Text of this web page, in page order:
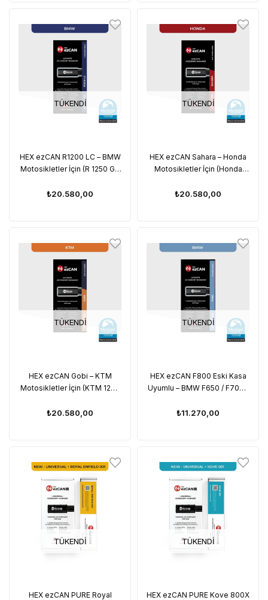
TÜKENDI
HEX ezCAN R1200 LC – BMW
Motosikletler İçin (R 1250 GS
GSA R RS RT)
₺20.580,00
TÜKENDI
HEX ezCAN Sahara – Honda
Motosikletler İçin (Honda
2025+)
₺20.580,00
TÜKENDI
HEX ezCAN Gobi – KTM
Motosikletler İçin (KTM 1290
bus konektörü ile)
₺20.580,00
TÜKENDI
HEX ezCAN F800 Eski Kasa
Uyumlu – BMW F650 / F700 /
₺11.270,00
TÜKENDI
HEX ezCAN PURE Royal
TÜKENDI
HEX ezCAN PURE Kove 800X